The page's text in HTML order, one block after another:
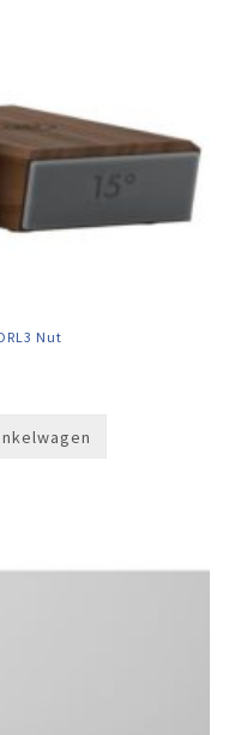
Nut